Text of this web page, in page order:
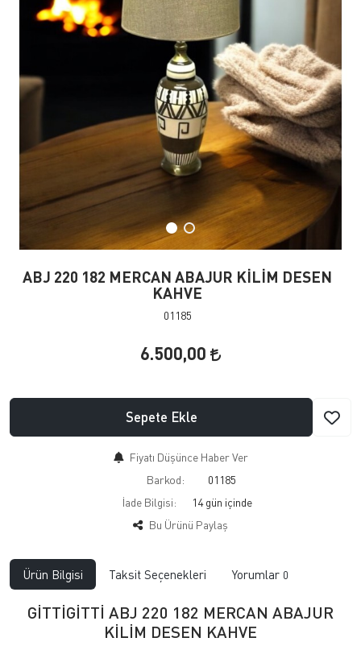
ABJ 220 182 MERCAN ABAJUR KİLİM DESEN
KAHVE
01185
6.500,00
Sepete Ekle
Fiyatı Düşünce Haber Ver
Barkod:
01185
İade Bilgisi:
Bu Ürünü Paylaş
Ürün Bilgisi Taksit Seçenekleri Yorumlar 0
GİTTİGİTTİ ABJ 220 182 MERCAN ABAJUR
KİLİM DESEN KAHVE